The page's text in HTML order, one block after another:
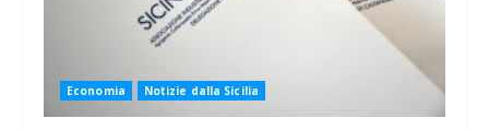
Economia Notizie dalla Sicilia